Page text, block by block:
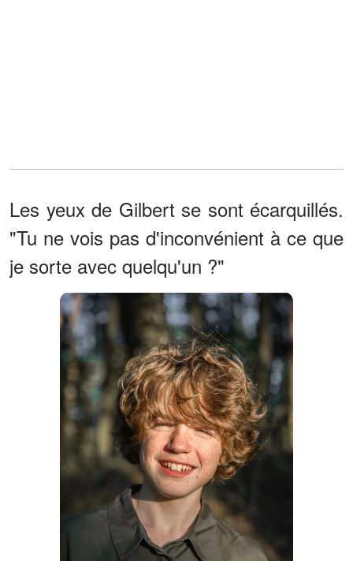
Les yeux de Gilbert se sont écarquillés.
"Tu ne vois pas d'inconvénient à ce que
je sorte avec quelqu'un ?"